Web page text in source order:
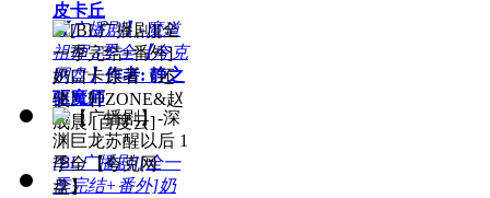
皮卡丘
【广播剧】-魔道
祖师 3季全【夸克
网盘】作者: 静之
驱魔师
[BL广播剧][全一
季完结+番外]奶